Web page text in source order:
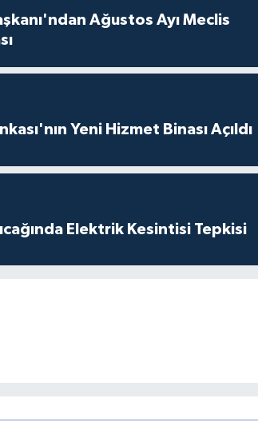
Ağustos Ayı Meclis
Yeni Hizmet Binası Açıldı
Elektrik Kesintisi Tepkisi